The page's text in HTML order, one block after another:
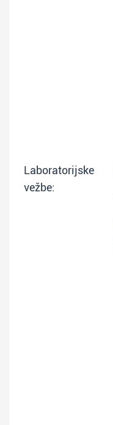
Laboratorijske
vežbe: